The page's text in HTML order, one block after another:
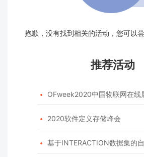
抱歉，没有找到相关的活动，您可以
推荐活动
 OFweek2020中国物联网在线
 2020软件定义存储峰会
 基于INTERACTION数据集的自动驾驶